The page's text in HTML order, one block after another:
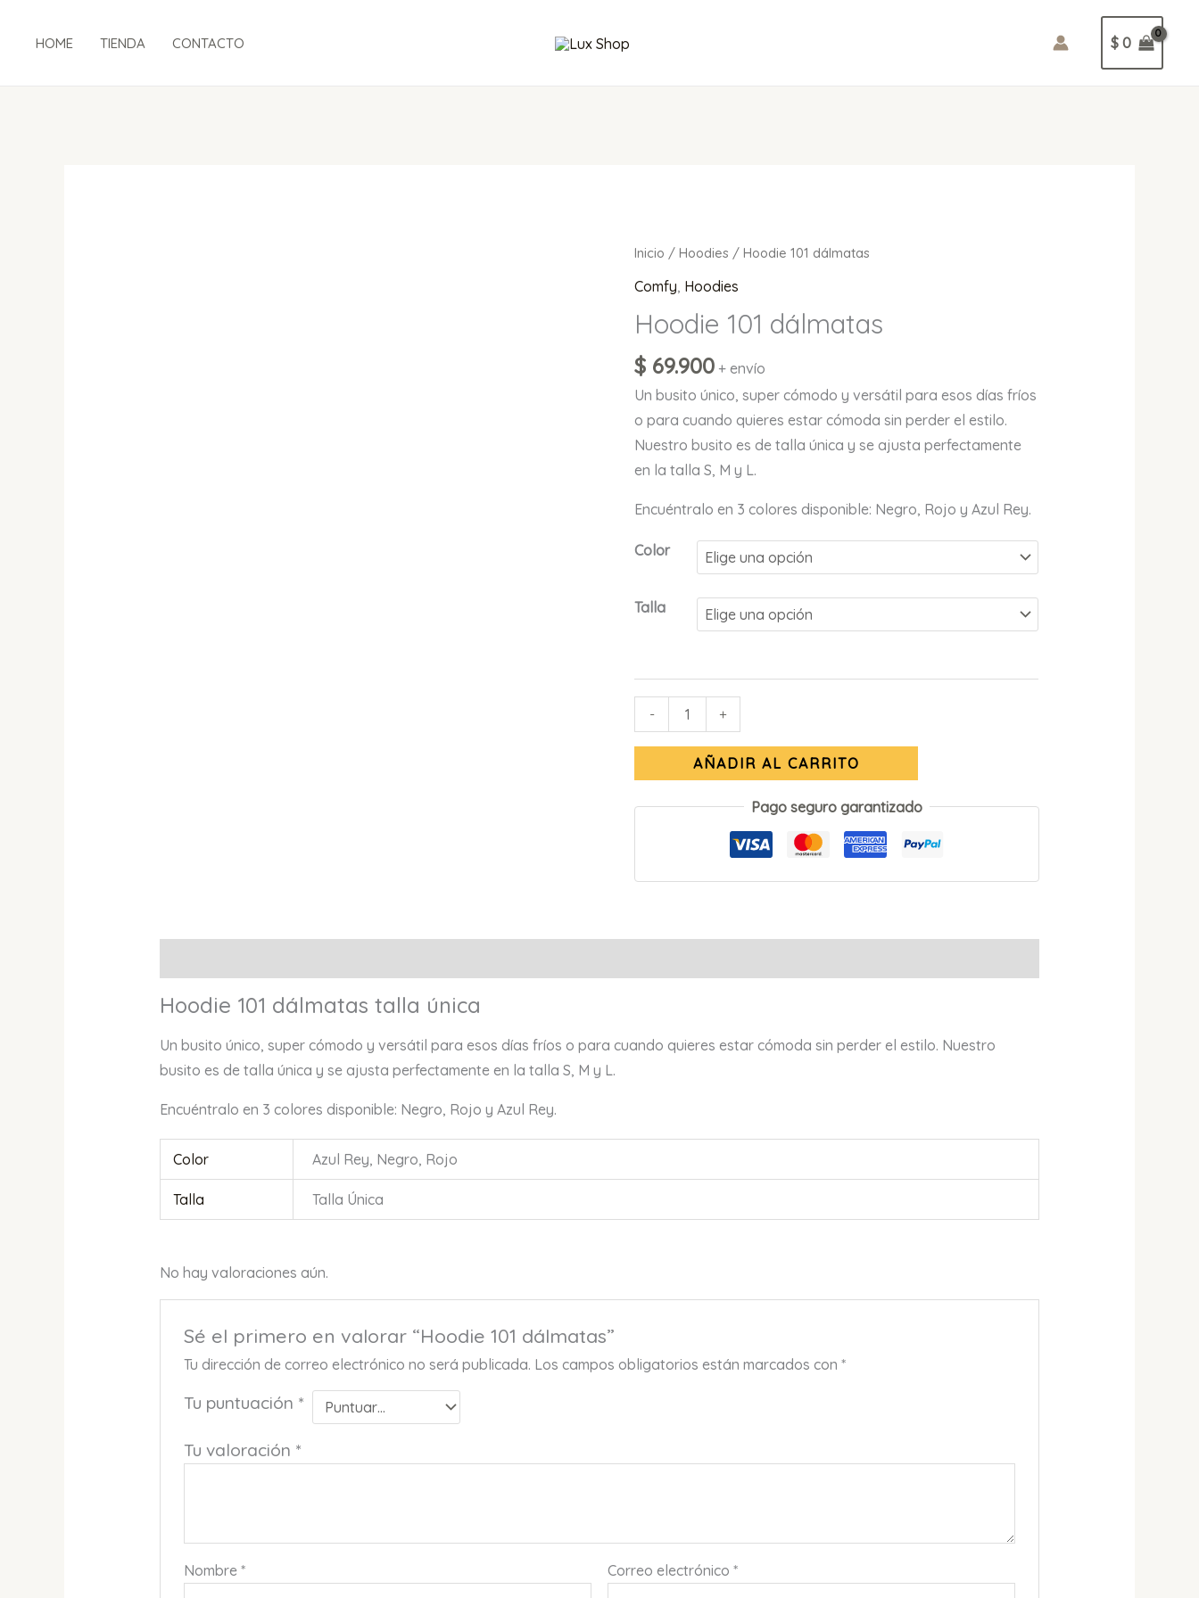
HOME TIENDA CONTACTO $0
Inicio /Hoodies / Hoodie 101 dálmatas
Comfy, Hoodies
Hoodie 101 dálmatas
$ 69.900 + envío
Un busito único, super cómodo y versátil para esos días fríos
o para cuando quieres estar cómoda sin perder el estilo.
Nuestro busito es de talla única y se ajusta perfectamente
en la talla S, M y L.
Encuéntralo en 3 colores disponible: Negro, Rojo y Azul Rey.
Color
Talla
-
Hoodie
101
cantidad
+
AÑADIR AL CARRITO
Pago seguro garantizado
Hoodie 101 dálmatas talla única
Un busito único, super cómodo y versátil para esos días fríos o para cuando quieres estar cómoda sin perder el estilo. Nuestro
busito es de talla única y se ajusta perfectamente en la talla S, M y L.
Encuéntralo en 3 colores disponible: Negro, Rojo y Azul Rey.
Color Azul Rey, Negro, Rojo
Talla Talla Única
No hay valoraciones aún.
Sé el primero en valorar “Hoodie 101 dálmatas”
Tu dirección de correo electrónico no será publicada. Los campos obligatorios están marcados con*
Tu puntuación *
Tu valoración *
Nombre* Correo electrónico*